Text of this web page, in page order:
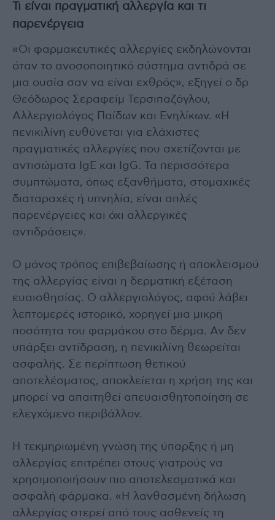
Τι είναι πραγματική αλλεργία και τι
παρενέργεια
«Οι φαρμακευτικές αλλεργίες εκδηλώνονται
όταν το ανοσοποιητικό σύστημα αντιδρά σε
μια ουσία σαν να είναι εχθρός», εξηγεί ο δρ
Θεόδωρος Σεραφείμ Τερσιπαζόγλου,
Αλλεργιολόγος Παίδων και Ενηλίκων. «Η
πενικιλίνη ευθύνεται για ελάχιστες
πραγματικές αλλεργίες που σχετίζονται με
αντισώματα IgE και IgG. Τα περισσότερα
συμπτώματα, όπως εξανθήματα, στομαχικές
διαταραχές ή υπνηλία, είναι απλές
παρενέργειες και όχι αλλεργικές
αντιδράσεις».
Ο μόνος τρόπος επιβεβαίωσης ή αποκλεισμού
της αλλεργίας είναι η δερματική εξέταση
ευαισθησίας. Ο αλλεργιολόγος, αφού λάβει
λεπτομερές ιστορικό, χορηγεί μια μικρή
ποσότητα του φαρμάκου στο δέρμα. Αν δεν
υπάρξει αντίδραση, η πενικιλίνη θεωρείται
ασφαλής. Σε περίπτωση θετικού
αποτελέσματος, αποκλείεται η χρήση της και
μπορεί να απαιτηθεί απευαισθητοποίηση σε
ελεγχόμενο περιβάλλον.
Η τεκμηριωμένη γνώση της ύπαρξης ή μη
αλλεργίας επιτρέπει στους γιατρούς να
χρησιμοποιήσουν πιο αποτελεσματικά και
ασφαλή φάρμακα. «Η λανθασμένη δήλωση
αλλεργίας στερεί από τους ασθενείς τη